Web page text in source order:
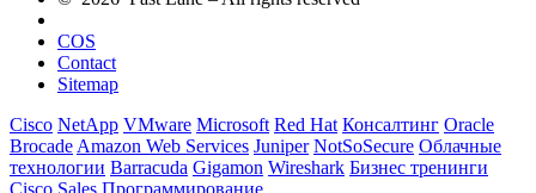
COS
Contact
Sitemap
Cisco NetApp VMware Microsoft Red Hat Консалтинг Oracle
Brocade Amazon Web Services Juniper NotSoSecure Облачные
технологии Barracuda Gigamon Wireshark Бизнес тренинги
Cisco Sales Программирование